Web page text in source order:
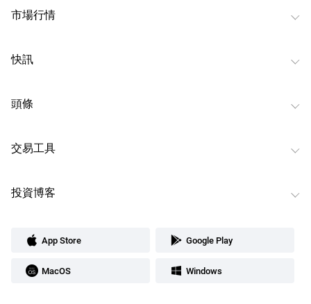
市場行情
快訊
頭條
交易工具
投資博客
App Store Google Play
MacOS Windows